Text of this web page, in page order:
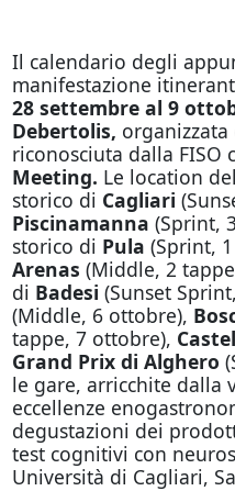
Il calendario degli
manifestazione
28 settembre al 9
Debertolis, organizzata
riconosciuta dalla FISO
Meeting. Le location
storico di Cagliari
Piscinamanna (Sprint,
storico di Pula (Sprint,
Arenas (Middle, 2
di Badesi (Sunset
(Middle, 6 ottobre),
tappe, 7 ottobre),
Grand Prix di Alghero
le gare, arricchite dalla
eccellenze
degustazioni dei
test cognitivi con
Università di Cagliari,